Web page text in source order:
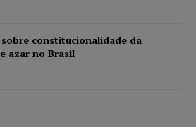
constitucionalidade da
azar no Brasil